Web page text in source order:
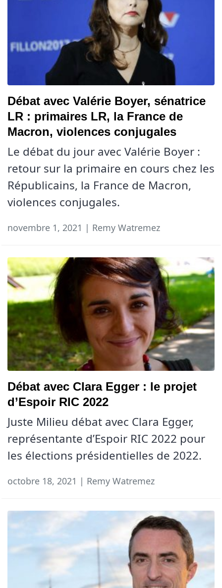
Débat avec Valérie Boyer, sénatrice
LR : primaires LR, la France de
Macron, violences conjugales
Le débat du jour avec Valérie Boyer :
retour sur la primaire en cours chez les
Républicains, la France de Macron,
violences conjugales.
novembre 1, 2021 | Remy Watremez
Débat avec Clara Egger : le projet
d’Espoir RIC 2022
Juste Milieu débat avec Clara Egger,
représentante d’Espoir RIC 2022 pour
les élections présidentielles de 2022.
octobre 18, 2021 | Remy Watremez